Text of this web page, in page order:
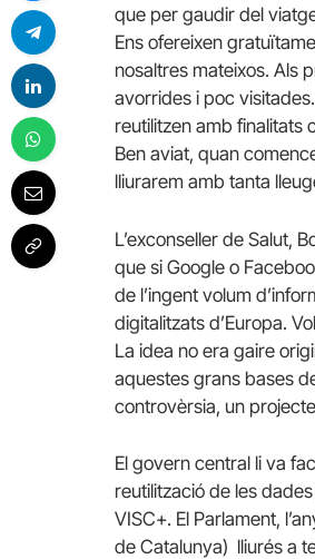
que per gaudir del
Ens ofereixen
nosaltres mateixos. Als
avorrides i poc
reutilitzen amb finalitats
Ben aviat, quan
lliurarem amb tanta
L’exconseller de Salut,
que si Google o
de l’ingent volum
digitalitzats d’Europa.
La idea no era gaire
aquestes grans bases
controvèrsia, un
El govern central li va
reutilització de les
VISC+. El Parlament,
de Catalunya) lliurés a